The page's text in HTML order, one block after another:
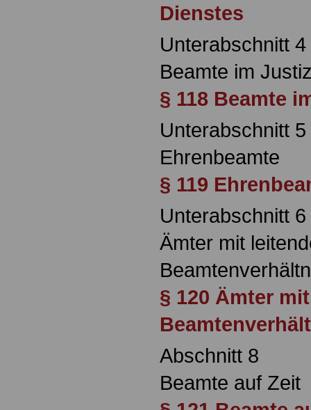
Dienstes
Unterabschnitt 4
Beamte im
§ 118 Beamte
Unterabschnitt 5
Ehrenbeamte
§ 119
Unterabschnitt 6
Ämter mit
§ 120 Ämter
Abschnitt 8
Beamte auf Zeit